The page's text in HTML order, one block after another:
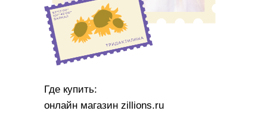
онлайн магазин zillions.ru
Где купить: